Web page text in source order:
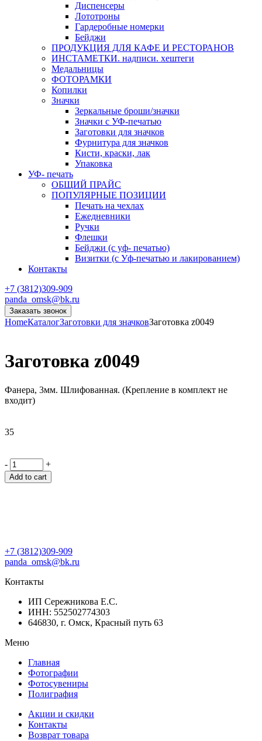
Диспенсеры
Лототроны
Гардеробные номерки
Бейджи
ПРОДУКЦИЯ ДЛЯ КАФЕ И РЕСТОРАНОВ
ИНСТАМЕТКИ. надписи. хештеги
Медальницы
ФОТОРАМКИ
Копилки
Значки
Зеркальные броши/значки
Значки с УФ-печатью
Заготовки для значков
Фурнитура для значков
Кисти, краски, лак
Упаковка
УФ- печать
ОБЩИЙ ПРАЙС
ПОПУЛЯРНЫЕ ПОЗИЦИИ
Печать на чехлах
Ежедневники
Ручки
Флешки
Бейджи (с уф- печатью)
Визитки (с Уф-печатью и лакированием)
Контакты
+7 (3812)309-909
panda_omsk@bk.ru
Заказать звонок
HomeКаталогЗаготовки для значковЗаготовка z0049
Заготовка z0049
Фанера, 3мм. Шлифованная. (Крепление в комплект не
входит)
35
- +
Add to cart
+7 (3812)309-909
panda_omsk@bk.ru
Контакты
ИП Сережникова Е.С.
ИНН: 552502774303
646830, г. Омск, Красный путь 63
Меню
Главная
Фотографии
Фотосувениры
Полиграфия
Акции и скидки
Контакты
Возврат товара